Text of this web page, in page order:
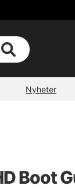
Nyheter
Boot